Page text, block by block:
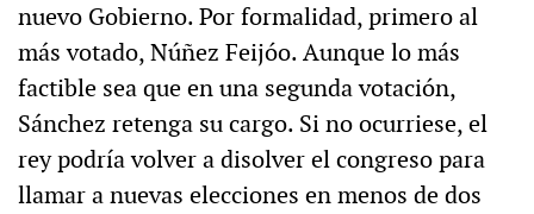
nuevo Gobierno. Por formalidad, primero al
más votado, Núñez Feijóo. Aunque lo más
factible sea que en una segunda votación,
Sánchez retenga su cargo. Si no ocurriese, el
rey podría volver a disolver el congreso para
llamar a nuevas elecciones en menos de dos